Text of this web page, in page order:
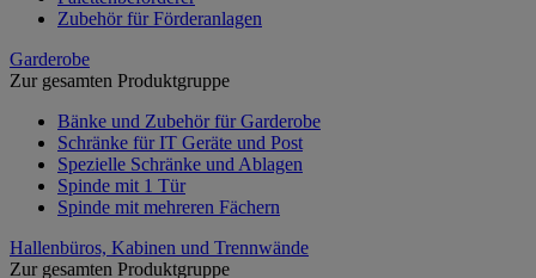
Zubehör für Förderanlagen
Garderobe
Zur gesamten Produktgruppe
Bänke und Zubehör für Garderobe
Schränke für IT Geräte und Post
Spezielle Schränke und Ablagen
Spinde mit 1 Tür
Spinde mit mehreren Fächern
Hallenbüros, Kabinen und Trennwände
Zur gesamten Produktgruppe